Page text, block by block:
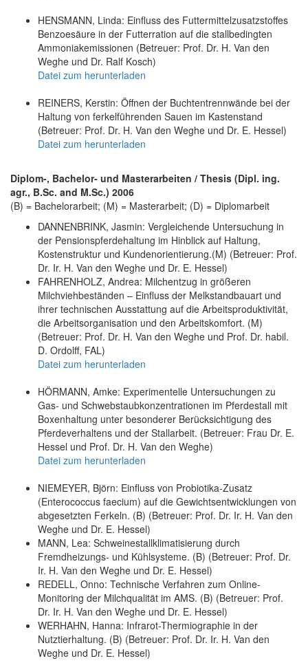
HENSMANN, Linda: Einfluss des Futtermittelzusatzstoffes
Benzoesäure in der Futterration auf die stallbedingten
Ammoniakemissionen (Betreuer: Prof. Dr. H. Van den
Weghe und Dr. Ralf Kosch)
Datei zum herunterladen
REINERS, Kerstin: Öffnen der Buchtentrennwände bei der
Haltung von ferkelführenden Sauen im Kastenstand
(Betreuer: Prof. Dr. H. Van den Weghe und Dr. E. Hessel)
Datei zum herunterladen
Diplom-, Bachelor- und Masterarbeiten / Thesis (Dipl. ing.
agr., B.Sc. and M.Sc.) 2006
(B) = Bachelorarbeit; (M) = Masterarbeit; (D) = Diplomarbeit
DANNENBRINK, Jasmin: Vergleichende Untersuchung in
der Pensionspferdehaltung im Hinblick auf Haltung,
Kostenstruktur und Kundenorientierung.(M) (Betreuer: Prof.
Dr. Ir. H. Van den Weghe und Dr. E. Hessel)
FAHRENHOLZ, Andrea: Milchentzug in größeren
Milchviehbeständen – Einfluss der Melkstandbauart und
ihrer technischen Ausstattung auf die Arbeitsproduktivität,
die Arbeitsorganisation und den Arbeitskomfort. (M)
(Betreuer: Prof. Dr. H. Van den Weghe und Prof. Dr. habil.
D. Ordolff, FAL)
Datei zum herunterladen
HÖRMANN, Amke: Experimentelle Untersuchungen zu
Gas- und Schwebstaubkonzentrationen im Pferdestall mit
Boxenhaltung unter besonderer Berücksichtigung des
Pferdeverhaltens und der Stallarbeit. (Betreuer: Frau Dr. E.
Hessel und Prof. Dr. H. Van den Weghe)
Datei zum herunterladen
NIEMEYER, Björn: Einfluss von Probiotika-Zusatz
(Enterococcus faecium) auf die Gewichtsentwicklungen von
abgesetzten Ferkeln. (B) (Betreuer: Prof. Dr. Ir. H. Van den
Weghe und Dr. E. Hessel)
MANN, Lea: Schweinestallklimatisierung durch
Fremdheizungs- und Kühlsysteme. (B) (Betreuer: Prof. Dr.
Ir. H. Van den Weghe und Dr. E. Hessel)
REDELL, Onno: Technische Verfahren zum Online-
Monitoring der Milchqualität im AMS. (B) (Betreuer: Prof.
Dr. Ir. H. Van den Weghe und Dr. E. Hessel)
WERHAHN, Hanna: Infrarot-Thermiographie in der
Nutztierhaltung. (B) (Betreuer: Prof. Dr. Ir. H. Van den
Weghe und Dr. E. Hessel)